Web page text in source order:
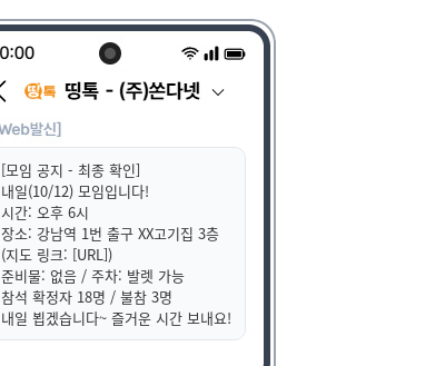
[모임 공지 - 최종 확인]
내일(10/12) 모임입니다!
시간: 오후 6시
장소: 강남역 1번 출구 XX고기집 3층
(지도 링크: [URL])
준비물: 없음 / 주차: 발렛 가능
참석 확정자 18명 / 불참 3명
내일 뵙겠습니다~ 즐거운 시간 보내요!